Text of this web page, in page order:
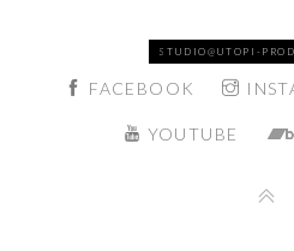
STUDIO@UTOPI-
FACEBOOK
YOUTUBE